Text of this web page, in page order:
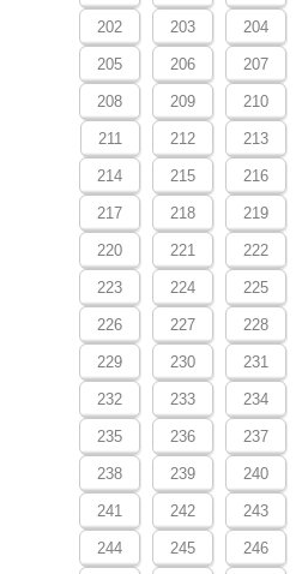
202 203 204
205 206 207
208 209 210
211 212 213
214 215 216
217 218 219
220 221 222
223 224 225
226 227 228
229 230 231
232 233 234
235 236 237
238 239 240
241 242 243
244 245 246